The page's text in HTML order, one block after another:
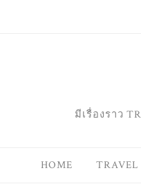
มีเรื่องราว
HOME TRAVEL